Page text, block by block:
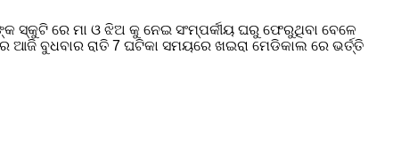
ସ୍କୁଟି ରେ ମା ଓ ଝିଅ କୁ ନେଇ ସଂମ୍ପର୍କୀୟ ଘରୁ ଫେରୁଥିବା ବେଳେ
ବୁଧବାର ରାତି 7 ଘଟିକା ସମୟରେ ଖଇରା ମେଡିକାଲ ରେ ଭର୍ତ୍ତି